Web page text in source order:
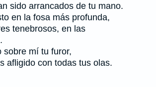
arrancados de tu mano.
en la fosa más profunda,
en las
sobre mí tu furor,
afligido con todas tus olas.